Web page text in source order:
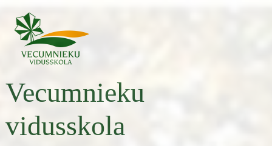
content
Vecumnieku
vidusskola